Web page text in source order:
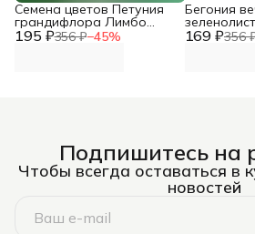
195 ₽356 ₽−45%
Семена цветов Петуния
грандифлора Лимбо
Джи Пи F1 Микс 169 ₽356
Бегония
плюс f1
Подпишитесь на
Чтобы всегда оставаться в
новостей